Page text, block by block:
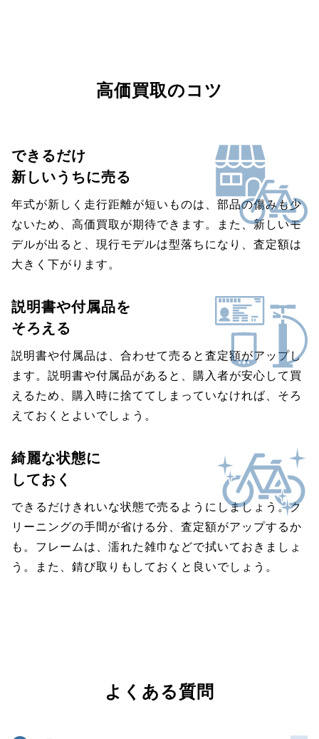
高価買取のコツ
できるだけ
新しいうちに売る
年式が新しく走行距離が短いものは、部品の傷みも少
ないため、高価買取が期待できます。また、新しいモ
デルが出ると、現行モデルは型落ちになり、査定額は
大きく下がります。
説明書や付属品を
そろえる
説明書や付属品は、合わせて売ると査定額がアップし
ます。説明書や付属品があると、購入者が安心して買
えるため、購入時に捨ててしまっていなければ、そろ
えておくとよいでしょう。
綺麗な状態に
しておく
できるだけきれいな状態で売るようにしましょう。ク
リーニングの手間が省ける分、査定額がアップするか
も。フレームは、濡れた雑巾などで拭いておきましょ
う。また、錆び取りもしておくと良いでしょう。
よくある質問